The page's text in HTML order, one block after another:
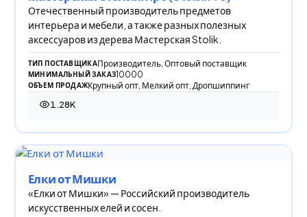
Отечественный производитель предметов
интерьера и мебели, а также разных полезных
аксессуаров из дерева Мастерская Stolik.
ТИП ПОСТАВЩИКАПроизводитель, Оптовый поставщик
МИНИМАЛЬНЫЙ ЗАКАЗ10000
ОБЪЕМ ПРОДАЖКрупный опт, Мелкий опт, Дропшиппинг
1.28K
1 283 просмотра
Елки от Мишки
«Елки от Мишки» — Российский производитель
искусственных елей и сосен.